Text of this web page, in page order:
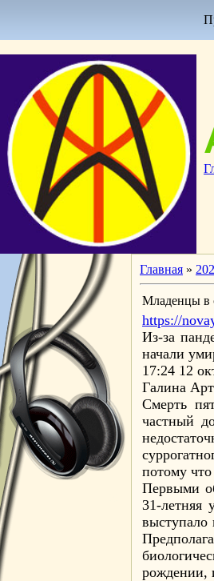
Главная »
Младенцы в
https://
Из-за
начали
17:24 12
Галина
Смерть
частный
потому
Первыми
31-летняя
выступало
рождении,